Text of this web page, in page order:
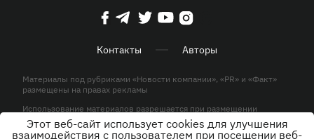
Контакты Авторы
Материалы под рубриками «Новости компании», «PR» и «Факт»
размещены на правах рекламы
Использование материалов разрешается при размещении
активной гиперссылки на KP.UA в первом абзаце.
Этот веб-сайт использует cookies для улучшения
взаимодействия с пользователем при посещении веб-